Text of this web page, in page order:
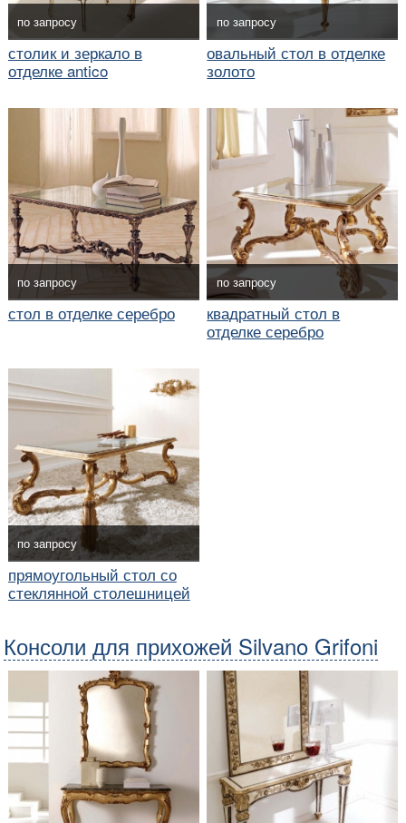
по запросу
столик и зеркало в
отделке antico
по запросу
овальный стол в отделке
золото
по запросу
стол в отделке серебро
по запросу
квадратный стол в
отделке серебро
по запросу
прямоугольный стол со
стеклянной столешницей
Консоли для прихожей Silvano Grifoni